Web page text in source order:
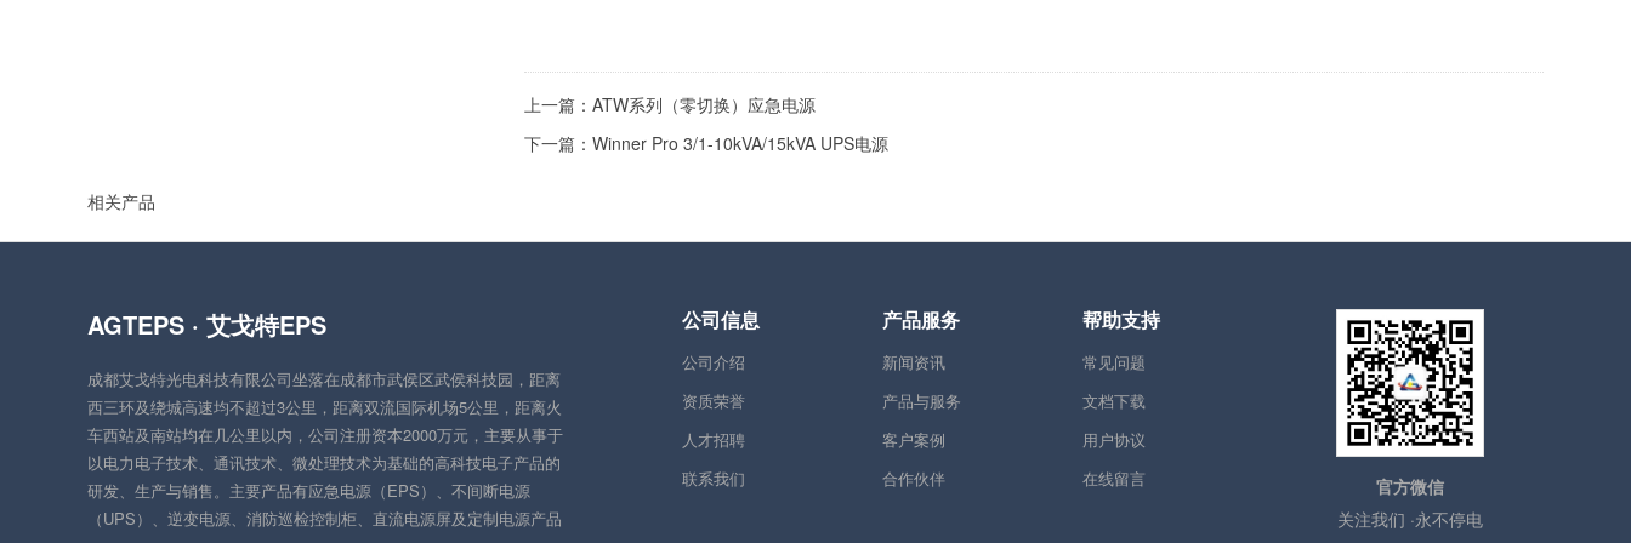
上一篇： ATW系列（零切换）应急电源
下一篇： Winner Pro 3/1-10kVA/15kVA UPS电源
相关产品
AGTEPS · 艾戈特EPS
成都艾戈特光电科技有限公司坐落在成都市武侯区武侯科技园，距离
西三环及绕城高速均不超过3公里，距离双流国际机场5公里，距离火
车西站及南站均在几公里以内，公司注册资本2000万元，主要从事于
以电力电子技术、通讯技术、微处理技术为基础的高科技电子产品的
研发、生产与销售。主要产品有应急电源（EPS）、不间断电源
（UPS）、逆变电源、消防巡检控制柜、直流电源屏及定制电源产品
公司信息
公司介绍
资质荣誉
人才招聘
联系我们
产品服务
新闻资讯
产品与服务
客户案例
合作伙伴
帮助支持
常见问题
文档下载
用户协议
在线留言
官方微信
关注我们 ·永不停电